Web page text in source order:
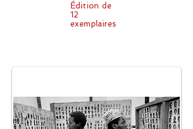
Édition de
12
exemplaires